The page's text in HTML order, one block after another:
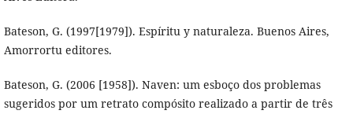
Bateson, G. (1997[1979]). Espíritu y naturaleza. Buenos Aires,
Amorrortu editores.
Bateson, G. (2006 [1958]). Naven: um esboço dos problemas
sugeridos por um retrato compósito realizado a partir de três